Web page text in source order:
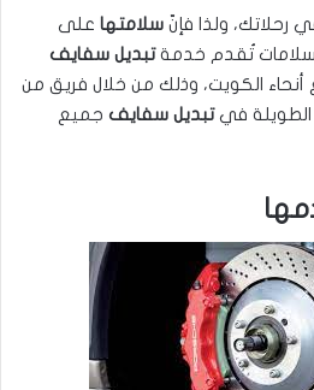
رحلاتك، ولذا فإنّ سلامتها على
سلامات تُقدم خدمةتبديل سفايف
الكويت، وذلك من خلال فريق من
الطويلة فيتبديل سفايف جميع